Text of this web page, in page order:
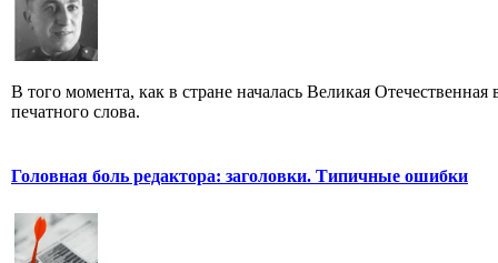
В того момента, как в стране началась Великая
печатного слова.
Головная боль редактора: заголовки. Типичные ошибки